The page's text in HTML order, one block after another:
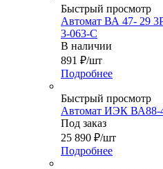
Быстрый просмотр
Автомат ВА 47- 29
3-063-C
В наличии
891 ₽/шт
Подробнее
Быстрый просмотр
Автомат ИЭК ВА88-
Под заказ
25 890 ₽/шт
Подробнее